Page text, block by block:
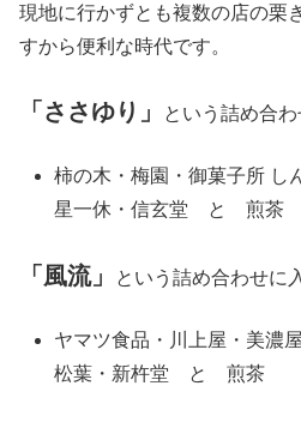
現地に行かずとも複数の店の栗
すから便利な時代です。
「ささゆり」 という詰め合
柿の木・梅園・御菓子所 し
星一休・信玄堂 と 煎茶
「風流」 という詰め合わせに
ヤマツ食品・川上屋・美濃
松葉・新杵堂 と 煎茶